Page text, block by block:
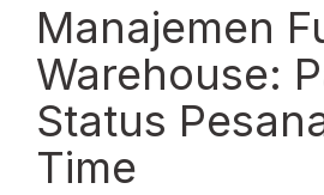
Manajemen
Warehouse:
Status
Time